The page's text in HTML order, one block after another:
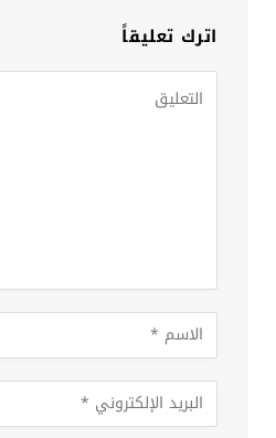
اترك تعليقاً